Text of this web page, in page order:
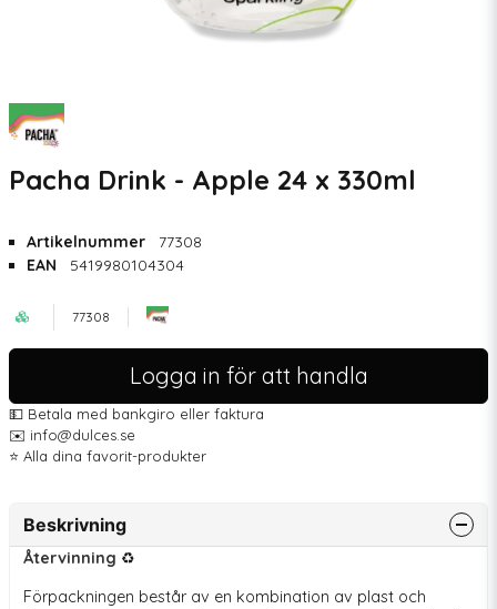
Pacha Drink - Apple 24 x 330ml
Artikelnummer
77308
EAN
5419980104304
77308
Logga in för att handla
💵 Betala med bankgiro eller faktura
✉️ info@dulces.se
⭐️ Alla dina favorit-produkter
Beskrivning
Återvinning ♻️
Förpackningen består av en kombination av plast och